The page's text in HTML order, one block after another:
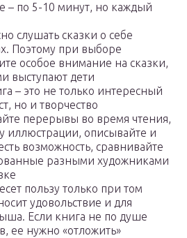
– по 5-10 минут, но каждый
слушать сказки о себе
Поэтому при выборе
особое внимание на сказки,
выступают дети
– это не только интересный
но и творчество
перерывы во время чтения,
иллюстрации, описывайте и
возможность, сравнивайте
разными художниками
пользу только при том
удовольствие и для
Если книга не по душе
ее нужно «отложить»